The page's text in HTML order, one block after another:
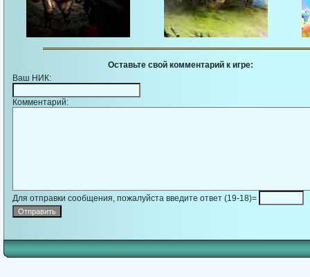
Оставьте свой комментарий к игре:
Ваш НИК:
Комментарий:
Для отправки сообщения, пожалуйста введите ответ (19-18)=